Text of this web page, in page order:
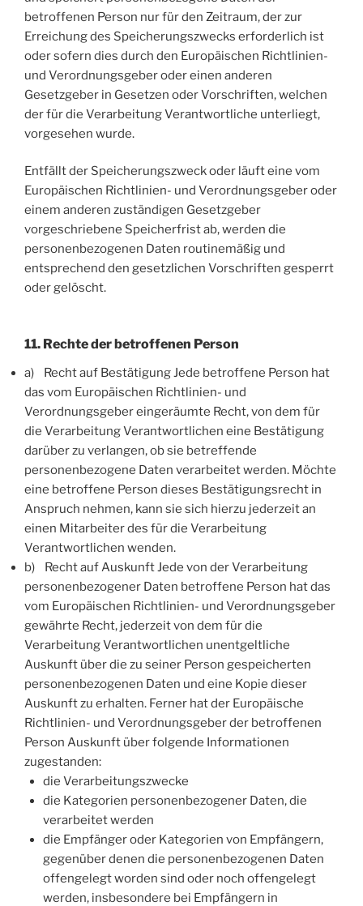
betroffenen Person nur für den Zeitraum, der zur
Erreichung des Speicherungszwecks erforderlich ist
oder sofern dies durch den Europäischen Richtlinien-
und Verordnungsgeber oder einen anderen
Gesetzgeber in Gesetzen oder Vorschriften, welchen
der für die Verarbeitung Verantwortliche unterliegt,
vorgesehen wurde.
Entfällt der Speicherungszweck oder läuft eine vom
Europäischen Richtlinien- und Verordnungsgeber oder
einem anderen zuständigen Gesetzgeber
vorgeschriebene Speicherfrist ab, werden die
personenbezogenen Daten routinemäßig und
entsprechend den gesetzlichen Vorschriften gesperrt
oder gelöscht.
11. Rechte der betroffenen Person
a) Recht auf Bestätigung Jede betroffene Person hat
das vom Europäischen Richtlinien- und
Verordnungsgeber eingeräumte Recht, von dem für
die Verarbeitung Verantwortlichen eine Bestätigung
darüber zu verlangen, ob sie betreffende
personenbezogene Daten verarbeitet werden. Möchte
eine betroffene Person dieses Bestätigungsrecht in
Anspruch nehmen, kann sie sich hierzu jederzeit an
einen Mitarbeiter des für die Verarbeitung
Verantwortlichen wenden.
b) Recht auf Auskunft Jede von der Verarbeitung
personenbezogener Daten betroffene Person hat das
vom Europäischen Richtlinien- und Verordnungsgeber
gewährte Recht, jederzeit von dem für die
Verarbeitung Verantwortlichen unentgeltliche
Auskunft über die zu seiner Person gespeicherten
personenbezogenen Daten und eine Kopie dieser
Auskunft zu erhalten. Ferner hat der Europäische
Richtlinien- und Verordnungsgeber der betroffenen
Person Auskunft über folgende Informationen
zugestanden:
die Verarbeitungszwecke
die Kategorien personenbezogener Daten, die
verarbeitet werden
die Empfänger oder Kategorien von Empfängern,
gegenüber denen die personenbezogenen Daten
offengelegt worden sind oder noch offengelegt
werden, insbesondere bei Empfängern in